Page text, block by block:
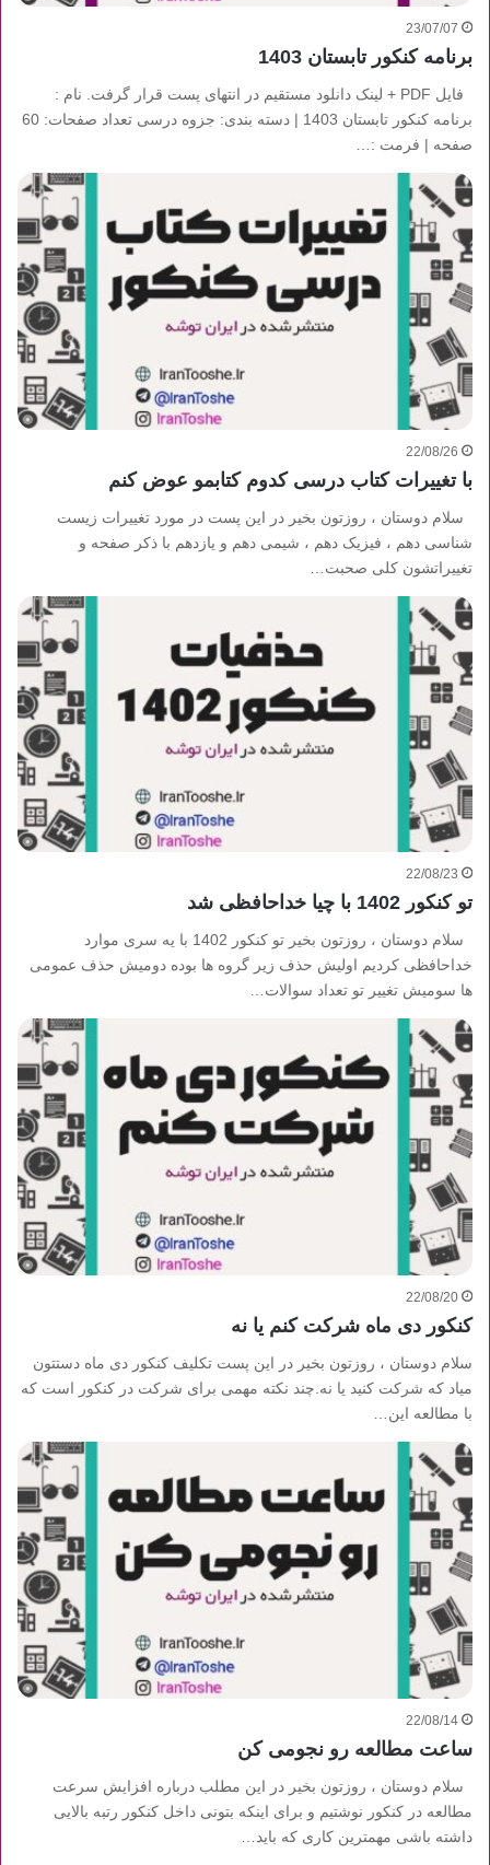
23/07/07
برنامه کنکور تابستان 1403
فایل PDF + لینک دانلود مستقیم در انتهای پست قرار گرفت. نام :
برنامه کنکور تابستان 1403 | دسته بندی: جزوه درسی تعداد صفحات: 60
صفحه | فرمت :…
22/08/26
با تغییرات کتاب درسی کدوم کتابمو عوض کنم
سلام دوستان ، روزتون بخیر در این پست در مورد تغییرات زیست
شناسی دهم ، فیزیک دهم ، شیمی دهم و یازدهم با ذکر صفحه و
تغییراتشون کلی صحبت…
22/08/23
تو کنکور 1402 با چیا خداحافظی شد
سلام دوستان ، روزتون بخیر تو کنکور 1402 با یه سری موارد
خداحافظی کردیم اولیش حذف زیر گروه ها بوده دومیش حذف عمومی
ها سومیش تغییر تو تعداد سوالات…
22/08/20
کنکور دی ماه شرکت کنم یا نه
سلام دوستان ، روزتون بخیر در این پست تکلیف کنکور دی ماه دستتون
میاد که شرکت کنید یا نه.چند نکته مهمی برای شرکت در کنکور است که
با مطالعه این…
22/08/14
ساعت مطالعه رو نجومی کن
سلام دوستان ، روزتون بخیر در این مطلب درباره افزایش سرعت
مطالعه در کنکور نوشتیم و برای اینکه بتونی داخل کنکور رتبه بالایی
داشته باشی مهمترین کاری که باید…